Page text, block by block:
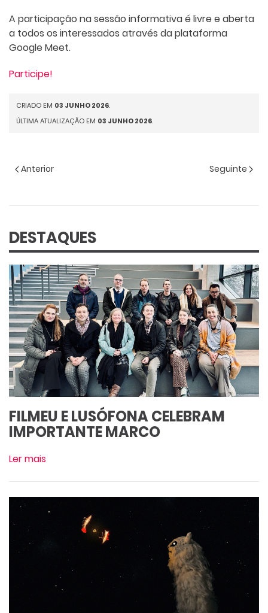
A participação na sessão informativa é livre e aberta
a todos os interessados através da plataforma
Google Meet.
Participe!
CRIADO EM 03 JUNHO 2026.
ÚLTIMA ATUALIZAÇÃO EM 03 JUNHO 2026.
Anterior Seguinte
DESTAQUES
FILMEU E LUSÓFONA CELEBRAM
IMPORTANTE MARCO
Ler mais